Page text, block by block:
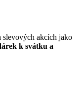
slevových akcích jako
k svátku a